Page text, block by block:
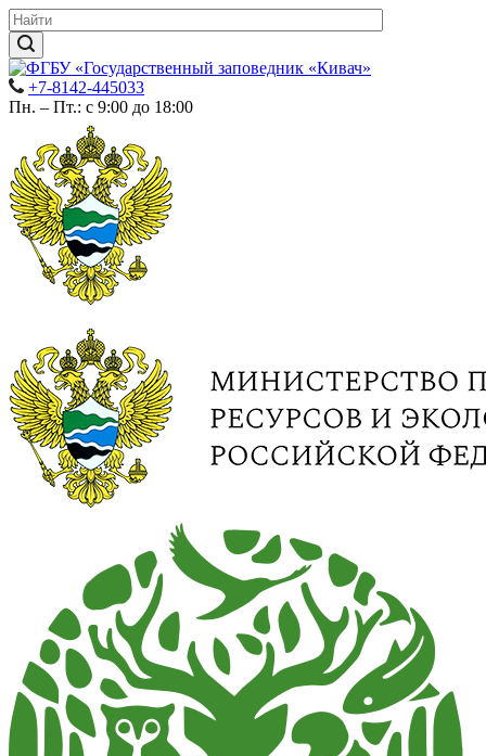
+7-8142-445033
Пн. – Пт.: с 9:00 до 18:00